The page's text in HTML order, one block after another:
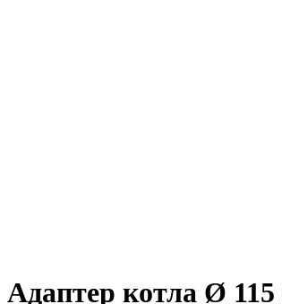
Адаптер котла Ø